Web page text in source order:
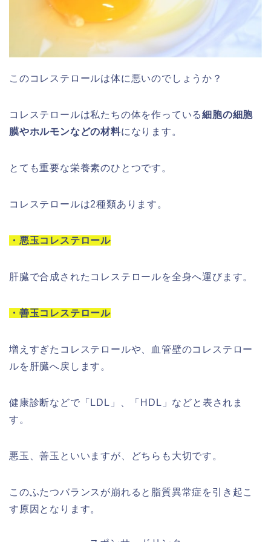
このコレステロールは体に悪いのでしょうか？
コレステロールは私たちの体を作っている細胞の細胞
膜やホルモンなどの材料になります。
とても重要な栄養素のひとつです。
コレステロールは2種類あります。
・悪玉コレステロール
肝臓で合成されたコレステロールを全身へ運びます。
・善玉コレステロール
増えすぎたコレステロールや、血管壁のコレステロー
ルを肝臓へ戻します。
健康診断などで「LDL」、「HDL」などと表されま
す。
悪玉、善玉といいますが、どちらも大切です。
このふたつバランスが崩れると脂質異常症を引き起こ
す原因となります。